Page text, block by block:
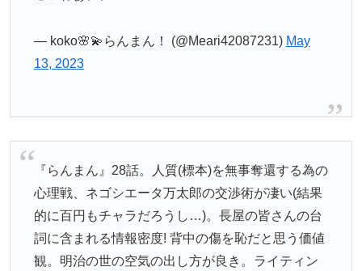
— koko🌸💫らんまん！ (@Meari42087231) May
13, 2023
『らんまん』28話。人質(標本)を無事奪還する為の
心理戦、ネゴシエータ万太郎の交渉術が凄い(結果
的に百円もチャラだろうし…)。長屋の皆さんの台
詞に含まれる情報密度! 背中の傷を恥だと思う価値
観。明治の世の空気の出し方が良き。ライティン